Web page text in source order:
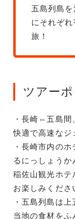
五島列島
にそれぞ
旅！
ツアー
・長崎⇔五島
快適で高速なジ
・長崎市内の
るにっしょうか
稲佐山観光ホテ
お楽しみくださ
・五島列島は
当地の食材をふ